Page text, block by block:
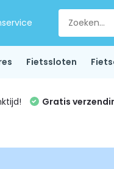
Fietssloten
Gratis